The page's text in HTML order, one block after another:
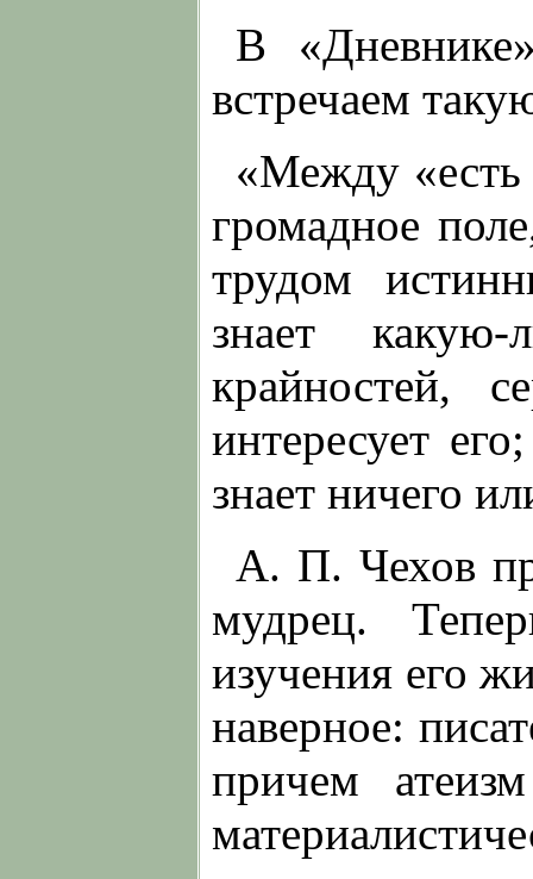
В
встречаем
«Между «есть
громадное
трудом
знает
крайностей,
интересует
знает ничего
А. П. Чехов
мудрец.
изучения его
наверное:
причем